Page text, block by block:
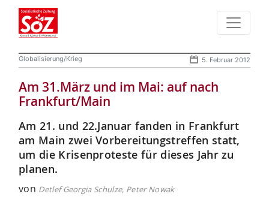
Globalisierung/Krieg 5. Februar 2012
Am 31.März und im Mai: auf nach
Frankfurt/Main
Am 21. und 22.Januar fanden in Frankfurt
am Main zwei Vorbereitungstreffen statt,
um die Krisenproteste für dieses Jahr zu
planen.
von Detlef Georgia Schulze, Peter Nowak